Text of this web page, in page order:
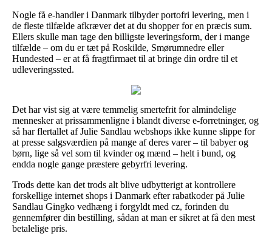
Nogle få e-handler i Danmark tilbyder portofri levering, men i
de fleste tilfælde afkræver det at du shopper for en præcis sum.
Ellers skulle man tage den billigste leveringsform, der i mange
tilfælde – om du er tæt på Roskilde, Smørumnedre eller
Hundested – er at få fragtfirmaet til at bringe din ordre til et
udleveringssted.
Det har vist sig at være temmelig smertefrit for almindelige
mennesker at prissammenligne i blandt diverse e-forretninger, og
så har flertallet af Julie Sandlau webshops ikke kunne slippe for
at presse salgsværdien på mange af deres varer – til babyer og
børn, lige så vel som til kvinder og mænd – helt i bund, og
endda nogle gange præstere gebyrfri levering.
Trods dette kan det trods alt blive udbytterigt at kontrollere
forskellige internet shops i Danmark efter rabatkoder på Julie
Sandlau Gingko vedhæng i forgyldt med cz, forinden du
gennemfører din bestilling, sådan at man er sikret at få den mest
betalelige pris.